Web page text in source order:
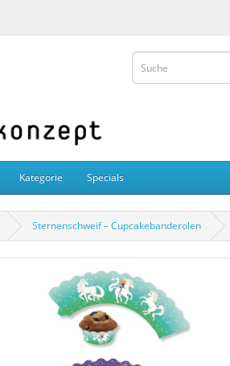
Kategorie Specials
Sternenschweif – Cupcakebanderolen